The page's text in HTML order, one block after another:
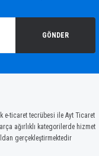
GÖNDER
e-ticaret tecrübesi ile Ayt Ticaret
ağırlıklı kategorilerde hizmet
gerçekleştirmektedir